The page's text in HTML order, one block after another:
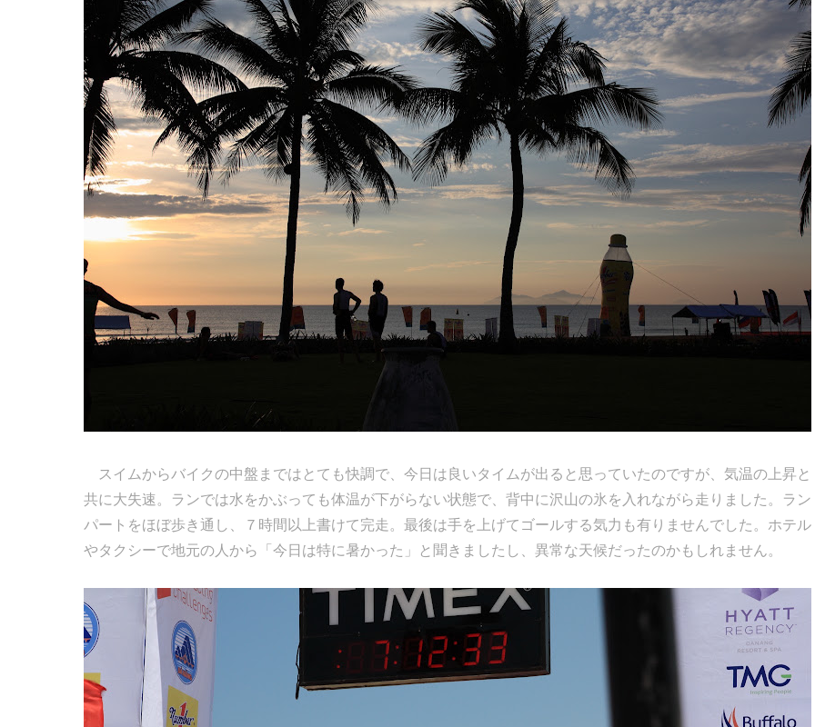
スイムからバイクの中盤まではとても快調で、今日は良いタイムが出ると思っていたのですが、気温の上昇と
共に大失速。ランでは水をかぶっても体温が下がらない状態で、背中に沢山の氷を入れながら走りました。ラン
パートをほぼ歩き通し、７時間以上書けて完走。最後は手を上げてゴールする気力も有りませんでした。ホテル
やタクシーで地元の人から「今日は特に暑かった」と聞きましたし、異常な天候だったのかもしれません。